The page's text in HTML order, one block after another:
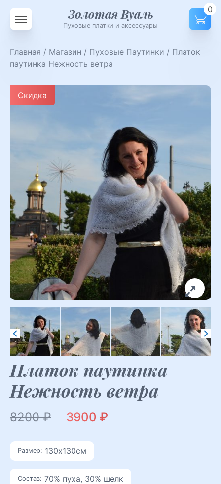
Золотая Вуаль
Пуховые платки и аксессуары
0
Главная / Магазин / Пуховые Паутинки / Платок
паутинка Нежность ветра
Скидка
Платок паутинка
Нежность ветра
8200₽
Первоначальная
составляла
8200 ₽.
3900 ₽
Размер: 130х130см
Состав: 70% пуха, 30% шелк